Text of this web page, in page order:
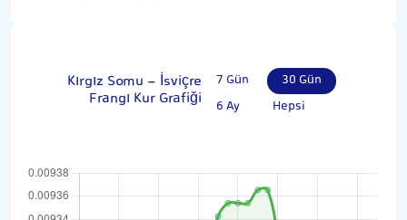
Kırgız Somu - İsviçre
Frangı Kur Grafiği
7 Gün
30 Gün
6 Ay
Hepsi